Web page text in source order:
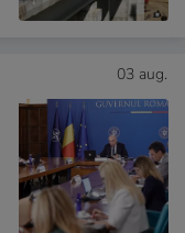
03 aug.